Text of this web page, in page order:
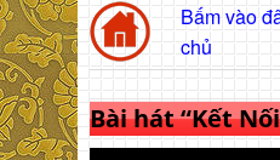
Bấm vào
chủ
Bài hát “Kết